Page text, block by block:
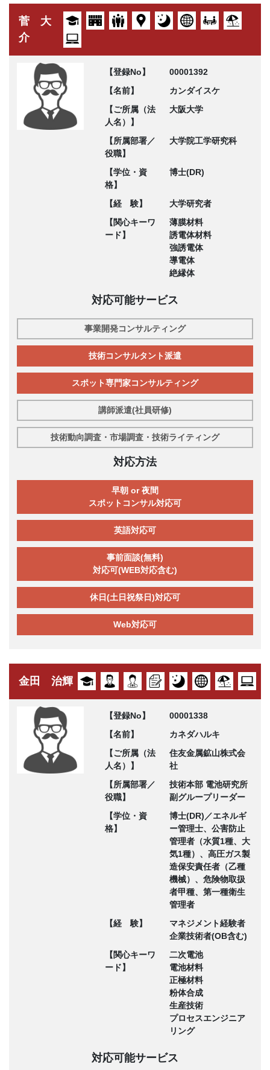
菅 大
介
【登録No】
00001392
【名前】
カンダイスケ
【ご所属（法
人名）】
大阪大学
【所属部署／
役職】
大学院工学研究科
【学位・資
格】
博士(DR)
【経 験】
大学研究者
【関心キーワ
ード】
薄膜材料
誘電体材料
強誘電体
導電体
絶縁体
対応可能サービス
事業開発コンサルティング
技術コンサルタント派遣
スポット専門家コンサルティング
講師派遣(社員研修)
技術動向調査・市場調査・技術ライティング
対応方法
早朝 or 夜間
スポットコンサル対応可
英語対応可
事前面談(無料)
対応可(WEB対応含む)
休日(土日祝祭日)対応可
Web対応可
金田 治輝
【登録No】
00001338
【名前】
カネダハルキ
【ご所属（法
人名）】
住友金属鉱山株式会
社
【所属部署／
役職】
技術本部 電池研究所
副グループリーダー
【学位・資
格】
博士(DR)／エネルギ
ー管理士、公害防止
管理者（水質1種、大
気1種）、高圧ガス製
造保安責任者（乙種
機械）、危険物取扱
者甲種、第一種衛生
管理者
【経 験】
マネジメント経験者
企業技術者(OB含む)
【関心キーワ
ード】
二次電池
電池材料
正極材料
粉体合成
生産技術
プロセスエンジニア
リング
対応可能サービス